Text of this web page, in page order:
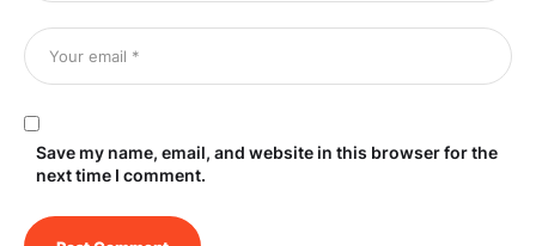
Save my name, email, and website in this browser for the
next time I comment.